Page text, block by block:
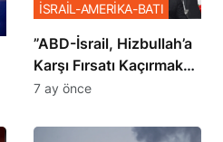
​​​​​​​”ABD-İsrail, Hizbullah’a
Karşı Fırsatı Kaçırmak
İstemiyor”
İSRAİL-AMERİKA-BATI
7 ay önce